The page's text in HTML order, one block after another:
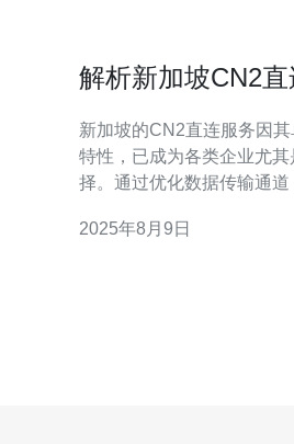
解析新加坡CN2
新加坡的CN2直连服务因
特性，已成为各类企业尤
择。通过优化数据传输通
深入解析CN2直连服务的优
2025年8月9日